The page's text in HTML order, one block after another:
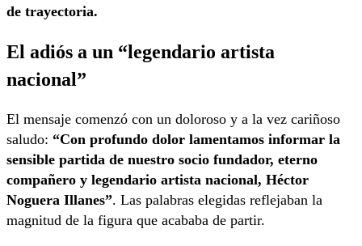
de trayectoria.
El adiós a un “legendario artista
nacional”
El mensaje comenzó con un doloroso y a la vez cariñoso
saludo: “Con profundo dolor lamentamos informar la
sensible partida de nuestro socio fundador, eterno
compañero y legendario artista nacional, Héctor
Noguera Illanes”. Las palabras elegidas reflejaban la
magnitud de la figura que acababa de partir.